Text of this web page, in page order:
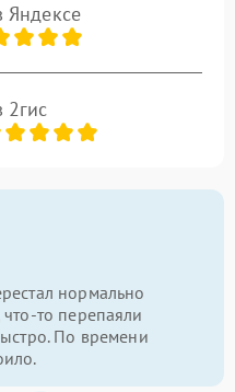
Яндексе
2гис
нормально
то перепаяли
По времени